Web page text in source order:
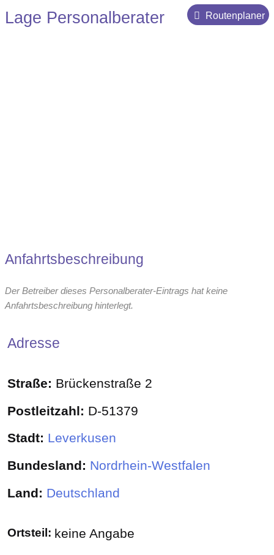
Jobplattformen
Lage Personalberater Routenplaner
Anfahrtsbeschreibung
Der Betreiber dieses Personalberater-Eintrags hat keine
Anfahrtsbeschreibung hinterlegt.
Adresse
Straße: Brückenstraße 2
Postleitzahl: D-51379
Stadt: Leverkusen
Bundesland: Nordrhein-Westfalen
Land: Deutschland
Ortsteil: keine Angabe